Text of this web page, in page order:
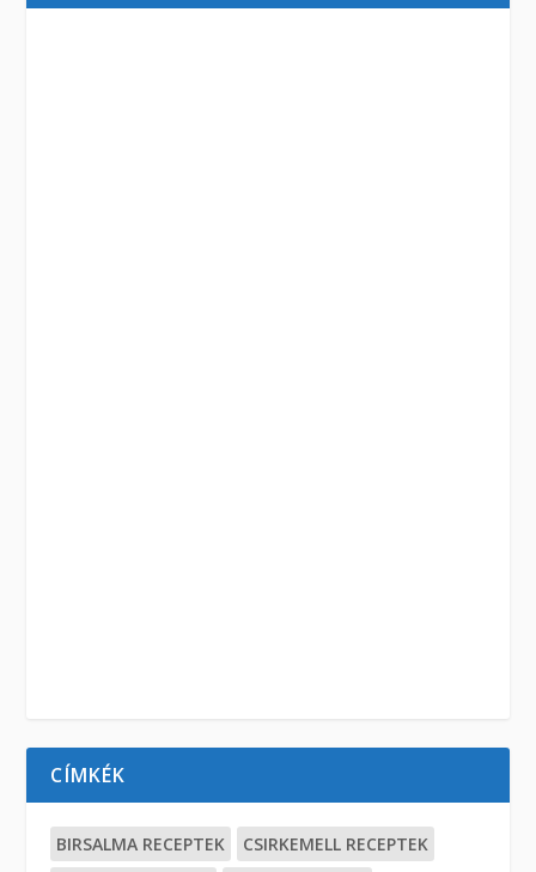
CÍMKÉK
BIRSALMA RECEPTEK
CSIRKEMELL RECEPTEK